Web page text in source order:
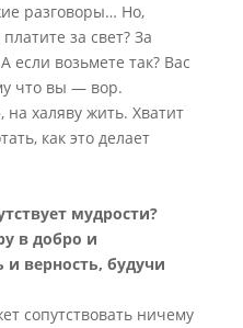
разговоры… Но,
за свет? За
если возьмете так? Вас
что вы — вор.
халяву жить. Хватит
как это делает
мудрости?
в добро и
верность, будучи
сопутствовать ничему